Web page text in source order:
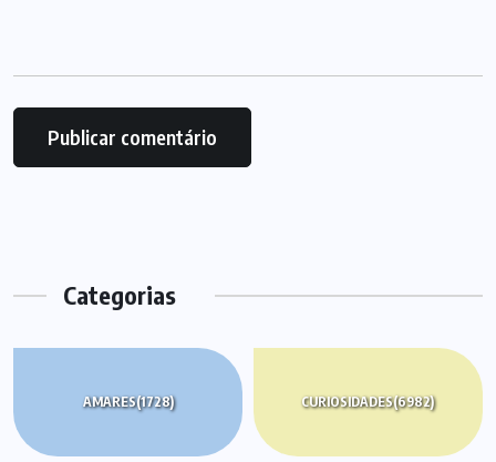
Categorias
AMARES(1728) CURIOSIDADES(6982)